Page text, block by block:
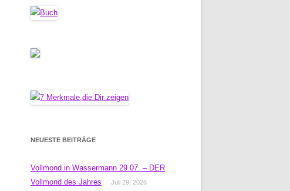
NEUESTE BEITRÄGE
Vollmond in Wassermann 29.07. – DER
Vollmond des Jahres
Juli 29, 2026